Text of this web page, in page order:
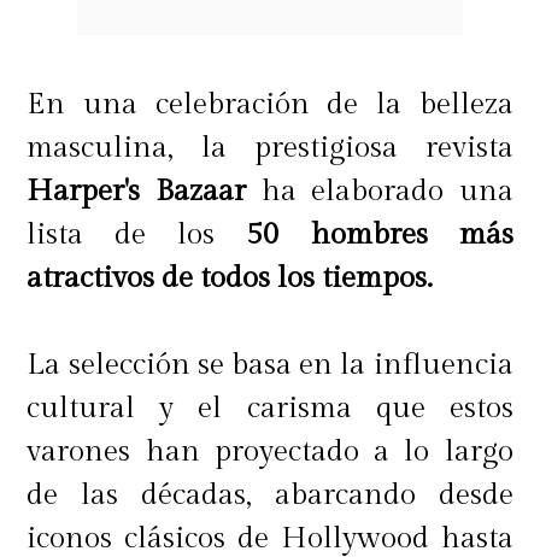
En una celebración de la belleza
masculina, la prestigiosa revista
Harper's Bazaarha elaborado una
lista de los 50 hombres más
atractivos de todos los tiempos.
La selección se basa en la influencia
cultural y el carisma que estos
varones han proyectado a lo largo
de las décadas, abarcando desde
iconos clásicos de Hollywood hasta